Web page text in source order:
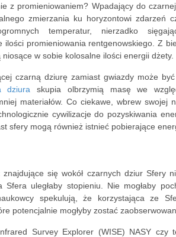
z promieniowaniem? Wpadający do
zmierzania ku horyzontowi zdarzeń
temperatur, nierzadko
ilości promieniowania rentgenowskiego. Z
w sobie kolosalne ilości energii dżety.
czarną dziurę zamiast gwiazdy może
dziura skupia olbrzymią masę we
materiałów. Co ciekawe, wbrew swojej
cywilizacje do pozyskiwania
sfery mogą również istnieć pobierające
się wokół czarnych dziur Sfery
uległaby stopieniu. Nie mogłaby
spekulują, że korzystająca ze
potencjalnie mogłyby zostać
Survey Explorer (WISE) NASY czy